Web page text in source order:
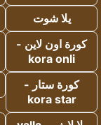
يلا شوت
كورة اون لاين -
kora onli
كورة ستار -
kora star